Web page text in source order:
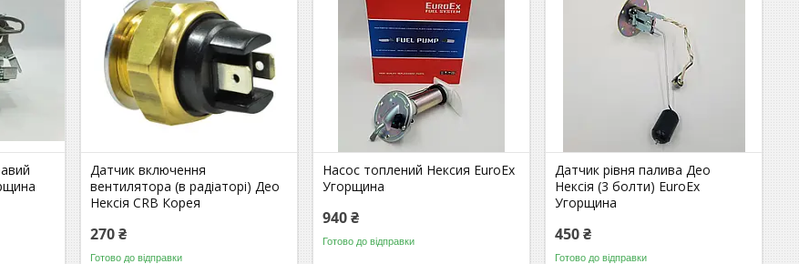
Датчик включення
вентилятора (в радіаторі) Део
Нексія CRB Корея
270 ₴
Готово до відправки
Насос топлений Нексия EuroEx
Угорщина
940 ₴
Готово до відправки
Датчик рівня палива Део
Нексія (3 болти) EuroEx
Угорщина
450 ₴
Готово до відправки